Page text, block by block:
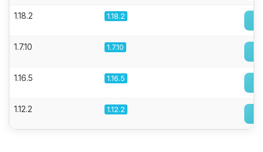
1.18.2 1.18.2
1.7.10 1.7.10
1.16.5 1.16.5
1.12.2 1.12.2